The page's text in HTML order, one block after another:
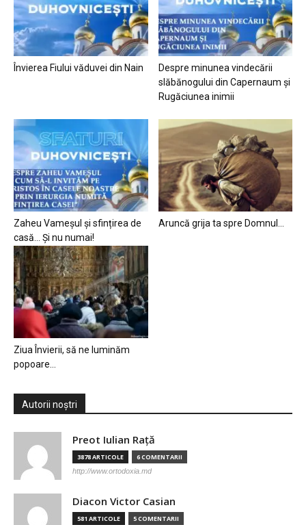
Învierea Fiului văduvei din Nain
Despre minunea vindecării
slăbănogului din Capernaum și
Rugăciunea inimii
Zaheu Vameșul și sfințirea de
casă… Și nu numai!
Aruncă grija ta spre Domnul…
Ziua Învierii, să ne luminăm
popoare…
Autorii noștri
Preot Iulian Raţă
3878 ARTICOLE 6 COMENTARII
http://www.ortodoxia.md
Diacon Victor Casian
581 ARTICOLE 5 COMENTARII